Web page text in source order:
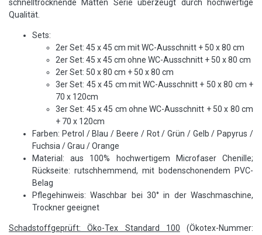
schnelltrocknende Matten Serie überzeugt durch hochwertige
Qualität.
Sets:
2er Set: 45 x 45 cm mit WC-Ausschnitt + 50 x 80 cm
2er Set: 45 x 45 cm ohne WC-Ausschnitt + 50 x 80 cm
2er Set: 50 x 80 cm + 50 x 80 cm
3er Set: 45 x 45 cm mit WC-Ausschnitt + 50 x 80 cm +
70 x 120cm
3er Set: 45 x 45 cm ohne WC-Ausschnitt + 50 x 80 cm
+ 70 x 120cm
Farben: Petrol / Blau / Beere / Rot / Grün / Gelb / Papyrus /
Fuchsia / Grau / Orange
Material: aus 100% hochwertigem Microfaser Chenille;
Rückseite: rutschhemmend, mit bodenschonendem PVC-
Belag
Pflegehinweis: Waschbar bei 30° in der Waschmaschine,
Trockner geeignet
Schadstoffgeprüft: Öko-Tex Standard 100 (Ökotex-Nummer: